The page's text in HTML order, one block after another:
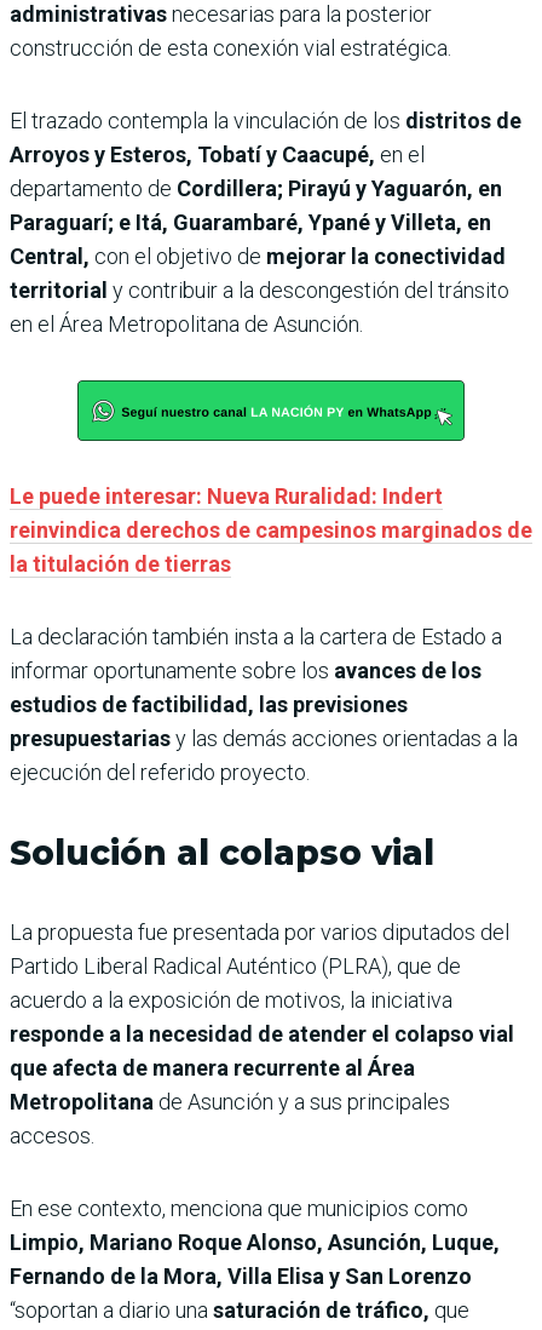
administrativasnecesarias para la posterior
construcción de esta conexión vial estratégica.
El trazado contempla la vinculación de los distritos de
Arroyos y Esteros, Tobatí y Caacupé, en el
departamento de Cordillera; Pirayú y Yaguarón, en
Paraguarí; e Itá, Guarambaré, Ypané y Villeta, en
Central, con el objetivo de mejorar la conectividad
territorial y contribuir a la descongestión del tránsito
en el Área Metropolitana de Asunción.
Le puede interesar: Nueva Ruralidad: Indert
reinvindica derechos de campesinos marginados de
la titulación de tierras
La declaración también insta a la cartera de Estado a
informar oportunamente sobre los avances de los
estudios de factibilidad, las previsiones
presupuestariasy las demás acciones orientadas a la
ejecución del referido proyecto.
Solución al colapso vial
La propuesta fue presentada por varios diputados del
Partido Liberal Radical Auténtico (PLRA), que de
acuerdo a la exposición de motivos, la iniciativa
responde a la necesidad de atender el colapso vial
que afecta de manera recurrente al Área
Metropolitana de Asunción y a sus principales
accesos.
En ese contexto, menciona que municipios como
Limpio, Mariano Roque Alonso, Asunción, Luque,
Fernando de la Mora, Villa Elisa y San Lorenzo
“soportan a diario una saturación de tráfico, que